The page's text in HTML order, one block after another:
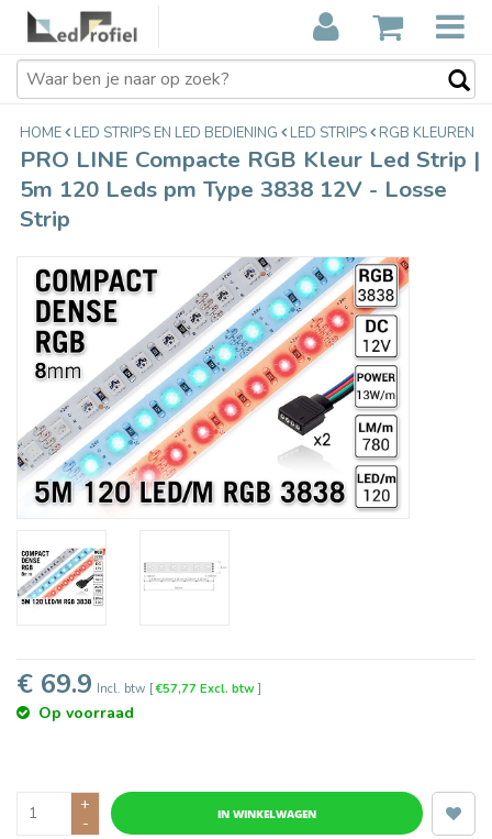
PRO LINE Compacte RGB Kleur Led
Strip | 5m 120 Leds pm Type 3838
12V - Losse Strip
€69,90
HOME LED STRIPS EN LED BEDIENING LED STRIPS RGB KLEUREN
PRO LINE Compacte RGB Kleur Led Strip |
5m 120 Leds pm Type 3838 12V - Losse
Strip
€ 69.9 Incl. btw [€57,77 Excl. btw]
Op voorraad
+
-
IN WINKELWAGEN